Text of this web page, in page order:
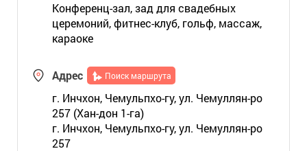
Конференц-зал, зад для свадебных
церемоний, фитнес-клуб, гольф, массаж,
караоке
Адрес Поиск маршрута
г. Инчхон, Чемульпхо-гу, ул. Чемуллян-ро
257 (Хан-дон 1-га)
г. Инчхон, Чемульпхо-гу, ул. Чемуллян-ро
257